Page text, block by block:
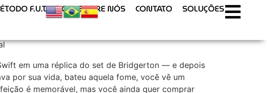
F.U.T.U.R.O SOBRE NÓS CONTATO SOLUÇÕES
em uma réplica do set de Bridgerton –– e depois
por sua vida, bateu aquela fome, você vê um
é memorável, mas você ainda quer comprar